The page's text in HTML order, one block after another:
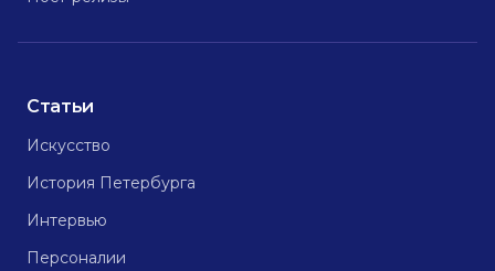
Статьи
Искусство
История Петербурга
Интервью
Персоналии